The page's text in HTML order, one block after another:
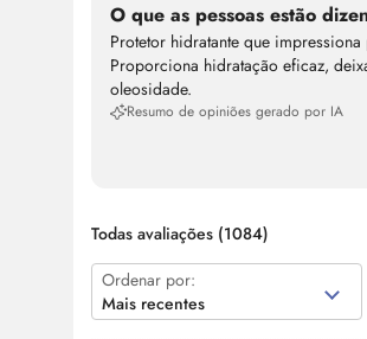
O que as pessoas estão
Protetor hidratante que
Proporciona hidratação eficaz,
oleosidade.
Resumo de opiniões gerado por IA
Todas avaliações (1084)
Ordenar por:
Mais recentes